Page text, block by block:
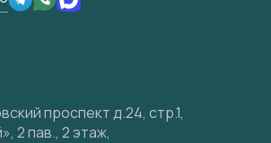
проспект д.24, стр.1,
2 пав., 2 этаж,